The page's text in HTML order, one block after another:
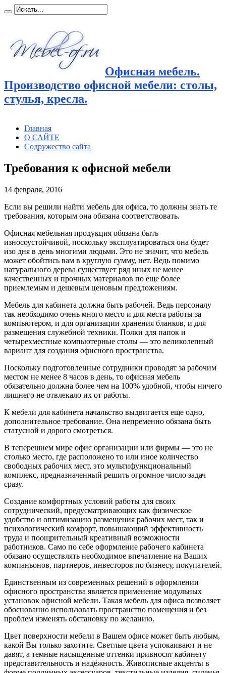
Офисная мебель.
Производство офисной мебели: столы,
стулья, кресла.
Главная
О САЙТЕ
Содружество сайта
Требования к офисной мебели
14 февраля, 2016
Если вы решили найти мебель для офиса, то должны знать те
требования, которым она обязана соответствовать.
Офисная мебельная продукция обязана быть
износоустойчивой, поскольку эксплуатироваться она будет
изо дня в день многими людьми. Это не значит, что мебель
может обойтись вам в круглую сумму, нет. Ведь помимо
натурального дерева существует ряд иных не менее
качественных и прочных материалов по еще более
приемлемым и дешевым ценовым предложениям.
Мебель для кабинета должна быть рабочей. Ведь персоналу
так необходимо очень много место и для места работы за
компьютером, и для организации хранения бланков, и для
размещения служебной техники. Полки для папок и
четырехместные компьютерные столы — это великолепный
вариант для создания офисного пространства.
Поскольку подготовленные сотрудники проводят за рабочим
местом не менее 8 часов в день, то офисная мебель
обязательно должна более чем на 100% удобной, чтобы ничего
лишнего не отвлекало их от работы.
К мебели для кабинета начальство выдвигается еще одно,
дополнительное требование. Она непременно обязана быть
статусной и дорого смотреться.
В теперешнем мире офис организации или фирмы — это не
столько место, где расположено то или иное количество
свободных рабочих мест, это мультифункциональный
комплекс, предназначенный решить огромное число задач
сразу.
Создание комфортных условий работы для своих
сотруднический, предусматривающих как физическое
удобство и оптимизацию размещения рабочих мест, так и
психологический комфорт, повышающий эффективность
труда и поощрительный креативный возможности
работников. Само по себе оформление рабочего кабинета
обязано осуществлять необходимое впечатление на Ваших
компаньонов, партнеров, инвесторов по бизнесу, покупателей.
Единственным из современных решений в оформлении
офисного пространства является применение модульных
установок офисной мебели. Такая мебель для офиса позволяет
обоснованно использовать пространство помещения и без
проблем изменять обстановку по желанию.
Цвет поверхности мебели в Вашем офисе может быть любым,
какой Вы только захотите. Светлые цвета успокаивают и не
давят, а темные насыщенные оттенки привносят кабинету
представительность и надёжность. Живописные акценты в